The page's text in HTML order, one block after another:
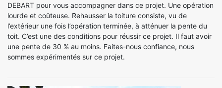
DEBART pour vous accompagner dans ce projet. Une opération
lourde et coûteuse. Rehausser la toiture consiste, vu de
l’extérieur une fois l’opération terminée, à atténuer la pente du
toit. C’est une des conditions pour réussir ce projet. Il faut avoir
une pente de 30 % au moins. Faites-nous confiance, nous
sommes expérimentés sur ce projet.